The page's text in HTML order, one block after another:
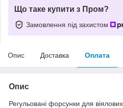
Що таке купити з Пром?
Замовлення під захистом
Опис Доставка Оплата
Опис
Регульовані форсунки для